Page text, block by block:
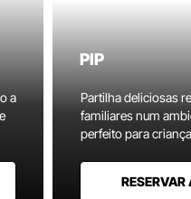
a
PIP
Partilha deliciosas
familiares num
perfeito para
RESERVAR